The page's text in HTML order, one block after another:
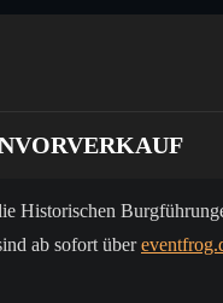
Historischen
ab sofort über